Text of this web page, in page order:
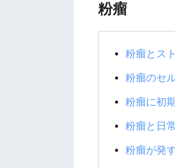
粉瘤
粉瘤とス
粉瘤のセ
粉瘤に初
粉瘤と日
粉瘤が発